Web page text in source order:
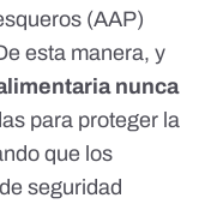
(AAP)
esta manera, y
nunca
para proteger la
que los
seguridad